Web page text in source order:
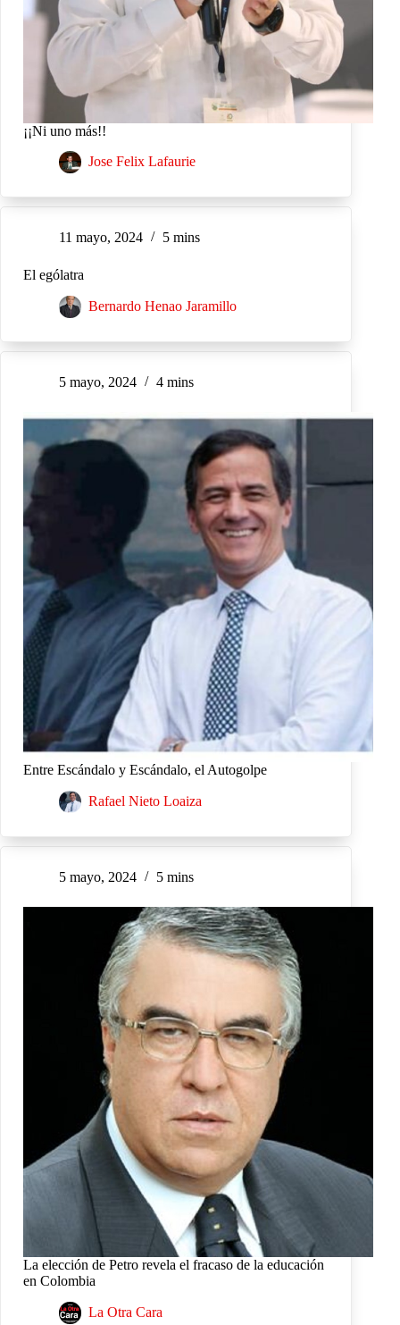
¡¡Ni uno más!!
Jose Felix Lafaurie
11 mayo, 2024 5 mins
El ególatra
Bernardo Henao Jaramillo
5 mayo, 2024 4 mins
Entre Escándalo y Escándalo, el Autogolpe
Rafael Nieto Loaiza
5 mayo, 2024 5 mins
La elección de Petro revela el fracaso de la educación
en Colombia
La Otra Cara